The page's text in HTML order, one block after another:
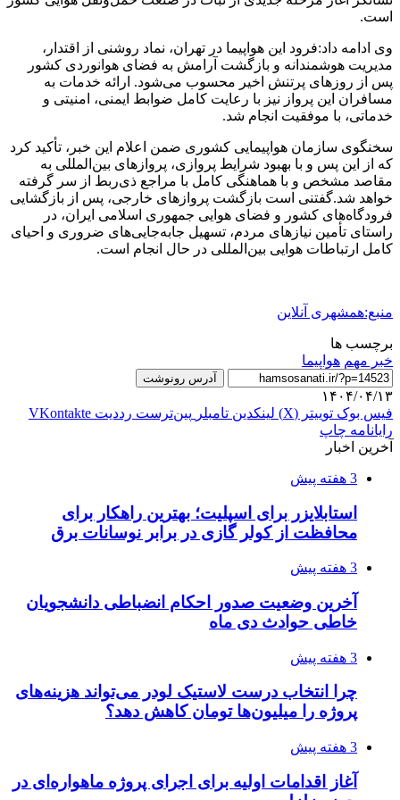
است.
وی ادامه داد:فرود این هواپیما در تهران، نماد روشنی از اقتدار،
مدیریت هوشمندانه و بازگشت آرامش به فضای هوانوردی کشور
پس از روزهای پرتنش اخیر محسوب می‌شود. ارائه خدمات به
مسافران این پرواز نیز با رعایت کامل ضوابط ایمنی، امنیتی و
خدماتی، با موفقیت انجام شد.
سخنگوی سازمان هواپیمایی کشوری ضمن اعلام این خبر، تأکید کرد
که از این پس و با بهبود شرایط پروازی، پروازهای بین‌المللی به
مقاصد مشخص و با هماهنگی کامل با مراجع ذی‌ربط از سر گرفته
خواهد شد.گفتنی است بازگشت پروازهای خارجی، پس از بازگشایی
فرودگاه‌های کشور و فضای هوایی جمهوری اسلامی ایران، در
راستای تأمین نیازهای مردم، تسهیل جابه‌جایی‌های ضروری و احیای
کامل ارتباطات هوایی بین‌المللی در حال انجام است.
منبع:همشهری آنلاین
برچسب ها
خبر مهم هواپیما
آدرس رونوشت
۱۴۰۴/۰۴/۱۳
فیس بوک توییتر (X) لینکدین ‫تامبلر ‫پین‌ترست ‫رددیت ‫VKontakte
رایانامه چاپ
آخرین اخبار
3 هفته پیش
استابلایزر برای اسپلیت؛ بهترین راهکار برای
محافظت از کولر گازی در برابر نوسانات برق
3 هفته پیش
آخرین وضعیت صدور احکام انضباطی دانشجویان
خاطی حوادث دی ماه
3 هفته پیش
چرا انتخاب درست لاستیک لودر می‌تواند هزینه‌های
پروژه را میلیون‌ها تومان کاهش دهد؟
3 هفته پیش
آغاز اقدامات اولیه برای اجرای پروژه ماهواره‌ای در